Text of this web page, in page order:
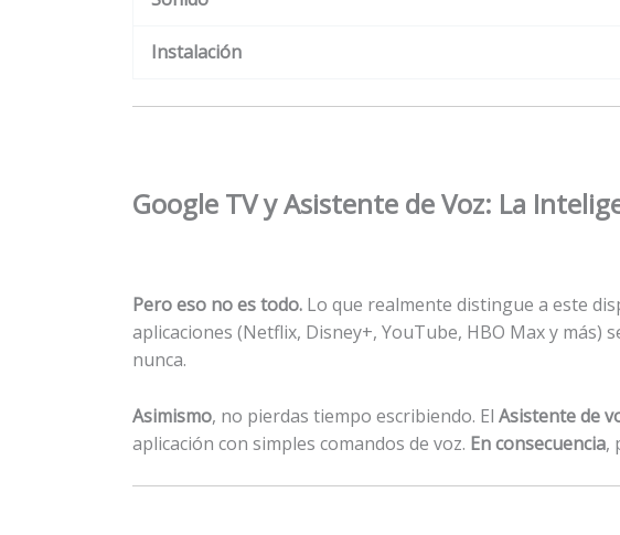
Instalación
Google TV y Asistente de Voz: La
Pero eso no es todo. Lo que realmente distingue a este
aplicaciones (Netflix, Disney+, YouTube, HBO Max y
nunca.
Asimismo, no pierdas tiempo escribiendo. El Asistente de
aplicación con simples comandos de voz. En consecuencia,